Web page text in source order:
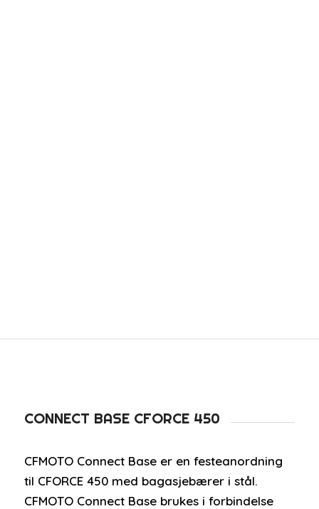
CONNECT BASE CFORCE 450
CFMOTO Connect Base er en festeanordning
til CFORCE 450 med bagasjebærer i stål.
CFMOTO Connect Base brukes i forbindelse